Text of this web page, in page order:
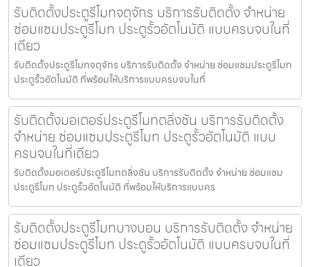
รับติดตั้งประตูรีโมทจตุจักร บริการรับติดตั้ง จำหน่าย
ซ่อมแซมประตูรีโมท ประตูรั้วอัตโนมัติ แบบครบจบในที่
เดียว
รับติดตั้งประตูรีโมทจตุจักร บริการรับติดตั้ง จำหน่าย ซ่อมแซมประตูรีโมท
ประตูรั้วอัตโนมัติ ที่พร้อมให้บริการแบบครบจบในที่
รับติดตั้งมอเตอร์ประตูรีโมทตลิ่งชัน บริการรับติดตั้ง
จำหน่าย ซ่อมแซมประตูรีโมท ประตูรั้วอัตโนมัติ แบบ
ครบจบในที่เดียว
รับติดตั้งมอเตอร์ประตูรีโมทตลิ่งชัน บริการรับติดตั้ง จำหน่าย ซ่อมแซม
ประตูรีโมท ประตูรั้วอัตโนมัติ ที่พร้อมให้บริการแบบคร
รับติดตั้งประตูรีโมทบางบอน บริการรับติดตั้ง จำหน่าย
ซ่อมแซมประตูรีโมท ประตูรั้วอัตโนมัติ แบบครบจบในที่
เดียว